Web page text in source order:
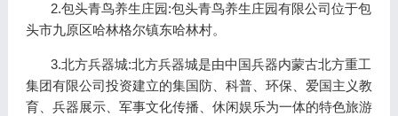
2.包头青鸟养生庄园:包头青鸟养生庄园有限公司位于包
头市九原区哈林格尔镇东哈林村。
3.北方兵器城:北方兵器城是由中国兵器内蒙古北方重工
集团有限公司投资建立的集国防、科普、环保、爱国主义教
育、兵器展示、军事文化传播、休闲娱乐为一体的特色旅游